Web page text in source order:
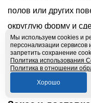
полов или других
округлую форму и
такого как пластик
удобства переноски
в зависимости от
Мы используем cookies и
персонализации сервисов
запретить сохранение
Политика использования
Политика в отношении
Хорошо